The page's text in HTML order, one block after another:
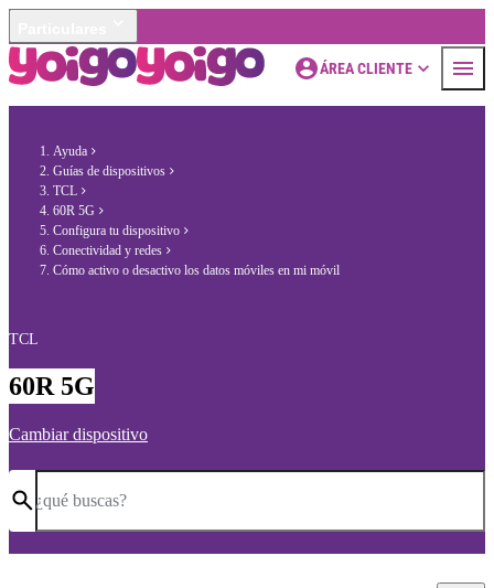
ÁREA CLIENTE
Ayuda
Guías de dispositivos
TCL
60R 5G
Configura tu dispositivo
Conectividad y redes
Cómo activo o desactivo los datos móviles en mi móvil
TCL
60R 5G
Cambiar dispositivo
¿qué buscas?